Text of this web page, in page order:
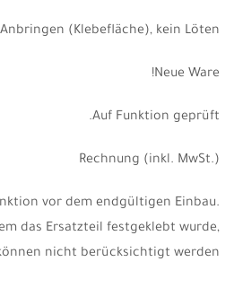
(Klebefläche), kein Löten
Neue Ware!
Auf Funktion geprüft.
Rechnung (inkl. MwSt.)
vor dem endgültigen Einbau.
das Ersatzteil festgeklebt wurde,
nicht berücksichtigt werden.